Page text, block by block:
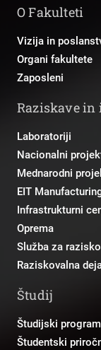
O Fakulteti
Vizija in
Organi fakultete
Zaposleni
Raziskave in
Laboratoriji
Nacionalni
Mednarodni
EIT
Infrastrukturni
Oprema
Služba za
Raziskovalna
Študij
Študijski
Študentski